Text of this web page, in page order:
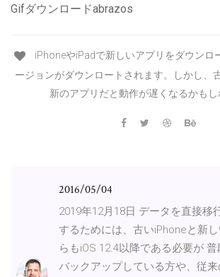
Gifダウンロードabrazos
iPhoneやiPadで新しいアプリをダウンロ
ージョンがダウンロートされます。しかし、
新のアプリだと動作が遅くなるかもし
2016/05/04
2019年12月18日 データを直接移
するためには、古いiPhoneと新
らもiOS 12.4以降である必要が
バックアップしている方や、従